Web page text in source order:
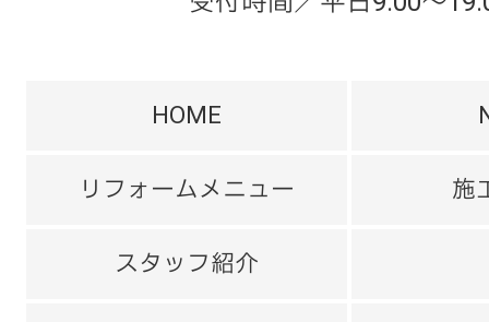
HOME
リフォームメニュー 施
スタッフ紹介